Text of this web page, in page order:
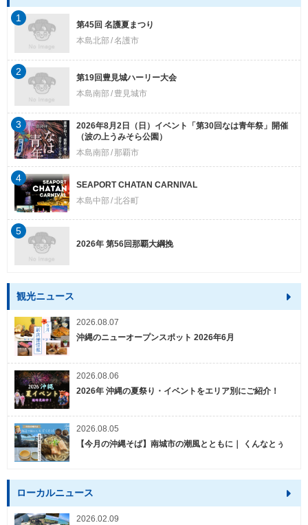
第45回 名護夏まつり
本島北部 名護市
1
第19回豊見城ハーリー大会
本島南部
豊見城市
2
2026年8月2日（日）イベント「第30回なは青年祭」開催
（波の上うみそら公園）
本島南部
那覇市
3
SEAPORT CHATAN CARNIVAL
本島中部 北谷町
4
2026年 第56回那覇大綱挽
5
観光ニュース
2026.08.07
沖縄のニューオープンスポット 2026年6月
2026.08.06
2026年 沖縄の夏祭り・イベントをエリア別にご紹介！
2026.08.05
【今月の沖縄そば】南城市の潮風とともに｜ くんなとぅ
ローカルニュース
2026.02.09